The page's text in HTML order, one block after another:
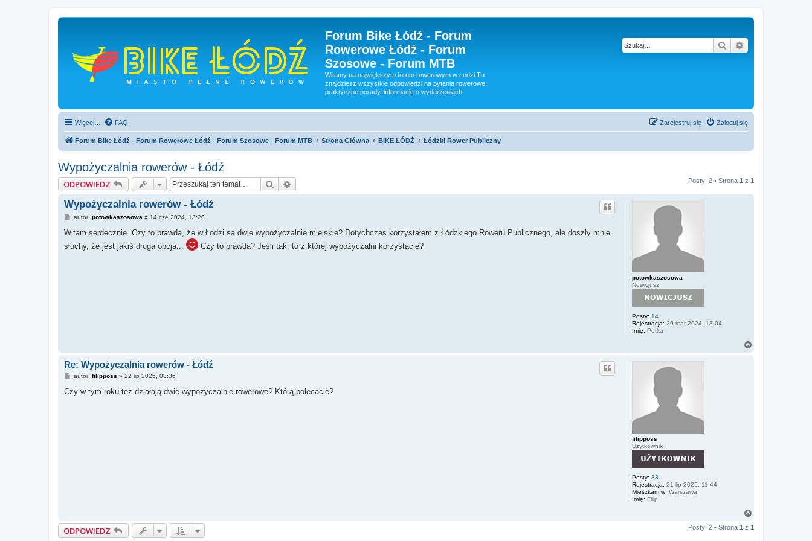
Forum Bike Łódź - Forum
Rowerowe Łódź - Forum
Szosowe - Forum MTB
Witamy na największym forum rowerowym w Łodzi.Tu
znajdziesz wszystkie odpowiedzi na pytania rowerowe,
praktyczne porady, informacje o wydarzeniach
Szukaj
Więcej… FAQ Zaloguj się
Zarejestruj się
Forum Bike Łódź - Forum Rowerowe Łódź - Forum Szosowe - Forum MTB Strona Główna BIKE ŁÓDŹ Łódzki Rower Publiczny
Wypożyczalnia rowerów - Łódź
ODPOWIEDZ Szukaj Posty: 2 • Strona 1 z 1
potowkaszosowa
Nowicjusz
Posty: 14
Rejestracja: 29 mar 2024, 13:04
Imię: Potka
Wypożyczalnia rowerów - Łódź
P
s
autor: potowkaszosowa » 14 cze 2024, 13:20
Witam serdecznie. Czy to prawda, że w Łodzi są dwie wypożyczalnie miejskie? Dotychczas korzystałem z Łódzkiego Roweru Publicznego, ale doszły mnie
słuchy, że jest jakiś druga opcja...
Czy to prawda? Jeśli tak, to z której wypożyczalni korzystacie?
filipposs
Użytkownik
Posty: 33
Rejestracja: 21 lip 2025, 11:44
Mieszkam w: Warszawa
Imię: Filip
Re: Wypożyczalnia rowerów - Łódź
P
s
autor: filipposs » 22 lip 2025, 08:36
Czy w tym roku też działają dwie wypożyczalnie rowerowe? Którą polecacie?
g
ODPOWIEDZ Posty: 2 • Strona 1 z 1